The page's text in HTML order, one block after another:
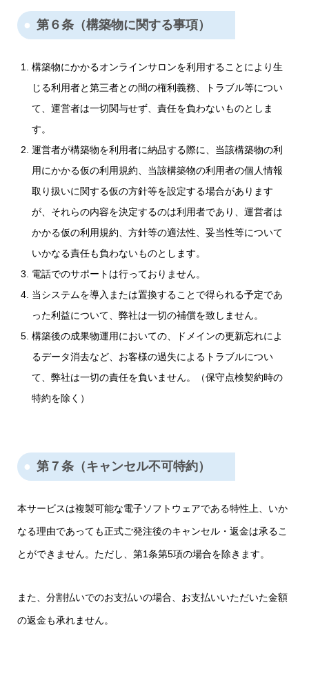
第６条（構築物に関する事項）
構築物にかかるオンラインサロンを利用することにより生
じる利用者と第三者との間の権利義務、トラブル等につい
て、運営者は一切関与せず、責任を負わないものとしま
す。
運営者が構築物を利用者に納品する際に、当該構築物の利
用にかかる仮の利用規約、当該構築物の利用者の個人情報
取り扱いに関する仮の方針等を設定する場合があります
が、それらの内容を決定するのは利用者であり、運営者は
かかる仮の利用規約、方針等の適法性、妥当性等について
いかなる責任も負わないものとします。
電話でのサポートは行っておりません。
当システムを導入または置換することで得られる予定であ
った利益について、弊社は一切の補償を致しません。
構築後の成果物運用においての、ドメインの更新忘れによ
るデータ消去など、お客様の過失によるトラブルについ
て、弊社は一切の責任を負いません。（保守点検契約時の
特約を除く）
第７条（キャンセル不可特約）
本サービスは複製可能な電子ソフトウェアである特性上、いか
なる理由であっても正式ご発注後のキャンセル・返金は承るこ
とができません。ただし、第1条第5項の場合を除きます。
また、分割払いでのお支払いの場合、お支払いいただいた金額
の返金も承れません。